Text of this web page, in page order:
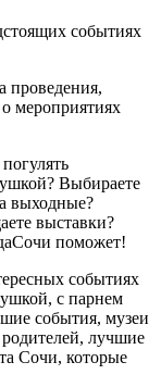
событиях
проведения,
мероприятиях
Выбираете
выходные?
выставки?
поможет!
событиях
с парнем
события, музеи
лучшие
Сочи, которые